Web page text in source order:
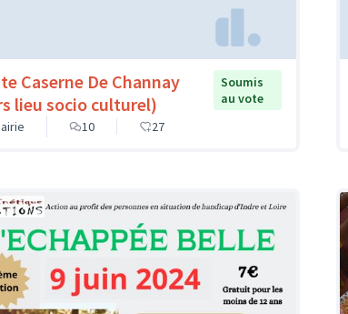
Caserne De Channay
lieu socio culturel)
Soumis
au vote
10 27